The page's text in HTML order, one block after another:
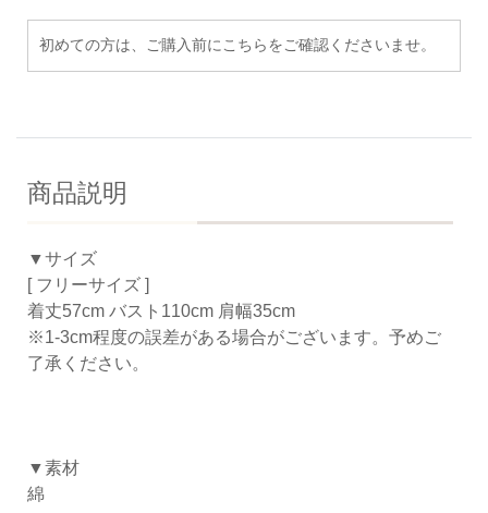
初めての方は、ご購入前にこちらをご確認くださいませ。
商品説明
▼サイズ
[ フリーサイズ ]
着丈57cm バスト110cm 肩幅35cm
※1-3cm程度の誤差がある場合がございます。予めご
了承ください。
▼素材
綿